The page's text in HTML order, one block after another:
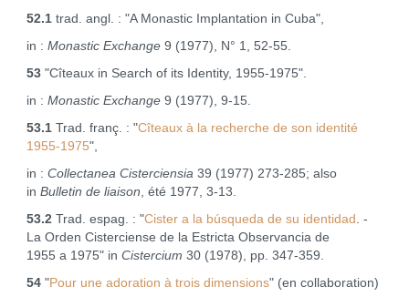
52.1trad. angl. : "A Monastic Implantation in Cuba",
in : Monastic Exchange9 (1977), N° 1, 52‑55.
53"Cîteaux in Search of its Identity, 1955‑1975".
in : Monastic Exchange9 (1977), 9‑15.
53.1Trad. franç. : "Cîteaux à la recherche de son identité
1955-1975",
in : Collectanea Cisterciensia 39 (1977) 273‑285; also
in Bulletin de liaison , été 1977, 3‑13.
53.2 Trad. espag. : "Cister a la búsqueda de su identidad
. -
La Orden Cisterciense de la Estricta Observancia de
1955 a 1975" in Cistercium 30 (1978), pp. 347-359.
54"Pour une adoration à trois dimensions" (en collaboration)